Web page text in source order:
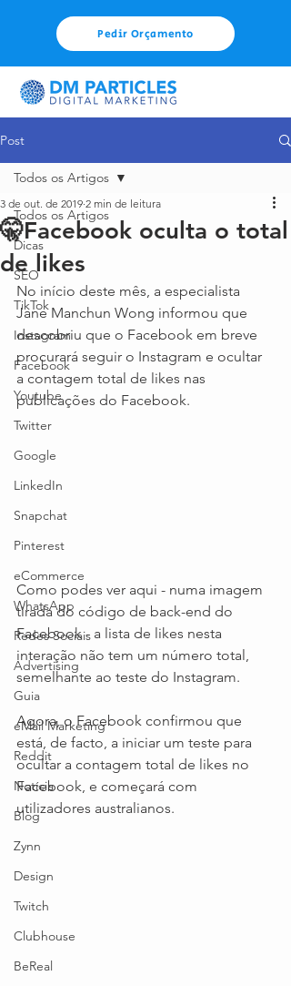
Pedir Orçamento
Post
Todos os Artigos
Dicas
SEO
TikTok
Instagram
Facebook
Youtube
Twitter
Google
LinkedIn
Snapchat
Pinterest
eCommerce
WhatsApp
Redes Sociais
Advertising
Guia
eMail Marketing
Reddit
Notícia
Blog
Zynn
Design
Twitch
Clubhouse
BeReal
Todos os Artigos
🤫Facebook oculta o total
de likes
3 de out. de 2019 2 min de leitura
No início deste mês, a especialista
Jane Manchun Wong informou que
descobriu que o Facebook em breve
procurará seguir o Instagram e ocultar
a contagem total de likes nas
publicações do Facebook.
Como podes ver aqui - numa imagem
tirada do código de back-end do
Facebook - a lista de likes nesta
interação não tem um número total,
semelhante ao teste do Instagram.
Agora, o Facebook confirmou que
está, de facto, a iniciar um teste para
ocultar a contagem total de likes no
Facebook, e começará com
utilizadores australianos.